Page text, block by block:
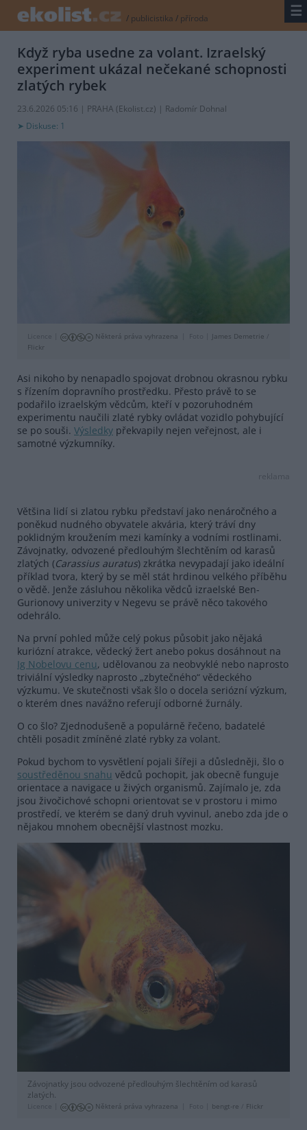
/ publicistika / příroda ☰
Když ryba usedne za volant. Izraelský
experiment ukázal nečekané schopnosti
zlatých rybek
23.6.2026 05:16 | PRAHA (Ekolist.cz) | Radomír Dohnal
Diskuse: 1
Licence | Některá práva vyhrazena Foto | James Demetrie
Flickr
Asi nikoho by nenapadlo spojovat drobnou okrasnou rybku
s řízením dopravního prostředku. Přesto právě to se
podařilo izraelským vědcům, kteří v pozoruhodném
experimentu naučili zlaté rybky ovládat vozidlo pohybující
se po souši. Výsledky překvapily nejen veřejnost, ale i
samotné výzkumníky.
reklama
Většina lidí si zlatou rybku představí jako nenáročného a
poněkud nudného obyvatele akvária, který tráví dny
poklidným kroužením mezi kamínky a vodními rostlinami.
Závojnatky, odvozené předlouhým šlechtěním od karasů
zlatých (Carassius auratus) zkrátka nevypadají jako ideální
příklad tvora, který by se měl stát hrdinou velkého příběhu
o vědě. Jenže zásluhou několika vědců izraelské Ben-
Gurionovy univerzity v Negevu se právě něco takového
odehrálo.
Na první pohled může celý pokus působit jako nějaká
kuriózní atrakce, vědecký žert anebo pokus dosáhnout na
Ig Nobelovu cenu, udělovanou za neobvyklé nebo naprosto
triviální výsledky naprosto „zbytečného“ vědeckého
výzkumu. Ve skutečnosti však šlo o docela seriózní výzkum,
o kterém dnes navážno referují odborné žurnály.
O co šlo? Zjednodušeně a populárně řečeno, badatelé
chtěli posadit zmíněné zlaté rybky za volant.
Pokud bychom to vysvětlení pojali šířeji a důsledněji, šlo o
soustředěnou snahu vědců pochopit, jak obecně funguje
orientace a navigace u živých organismů. Zajímalo je, zda
jsou živočichové schopni orientovat se v prostoru i mimo
prostředí, ve kterém se daný druh vyvinul, anebo zda jde o
nějakou mnohem obecnější vlastnost mozku.
Závojnatky jsou odvozené předlouhým šlechtěním od karasů
zlatých.
Licence | Některá práva vyhrazena Foto | bengt-re Flickr